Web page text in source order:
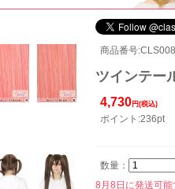
商品番号
ツインテー
4,730 円(税込)
ポイント:236pt
数量：
8月8日に発送可